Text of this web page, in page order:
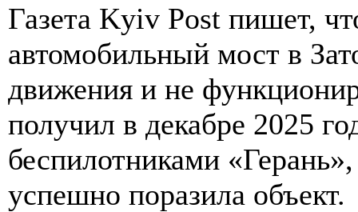
Газета Kyiv Post пишет,
автомобильный мост в
движения и не
получил в декабре 2025
беспилотниками
успешно поразила объект.